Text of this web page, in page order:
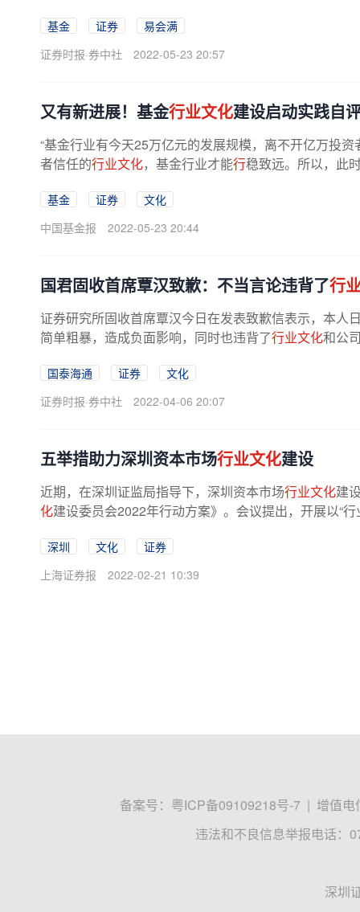
基金 证券
易会满
证券时报·券中社
2022-05-23 20:57
又有新进展！基金行业文化建设启动实践自
“基金行业有今天25万亿元的发展规模，离不开亿万投
者信任的行业文化，基金行业才能行稳致远。所以，此
基金 证券
文化
中国基金报
2022-05-23 20:44
国君固收首席覃汉致歉：不当言论违背了行
证券研究所固收首席覃汉今日在发表致歉信表示，本人
简单粗暴，造成负面影响，同时也违背了行业文化和公
国泰海通 证券
文化
证券时报·券中社
2022-04-06 20:07
五举措助力深圳资本市场行业文化建设
近期，在深圳证监局指导下，深圳资本市场行业文化建
化建设委员会2022年行动方案》。会议提出，开展以“
深圳 文化
证券
上海证券报
2022-02-21 10:39
备案号： 粤ICP备09109218号-7 | 增值电
违法和不良信息举报电话：
深圳